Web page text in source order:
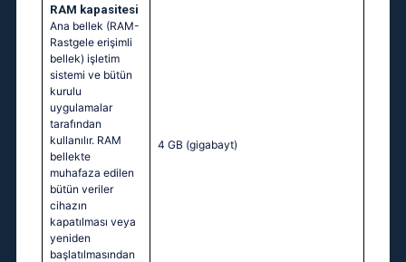
RAM kapasitesi
Ana bellek (RAM-
Rastgele erişimli
bellek) işletim
sistemi ve bütün
kurulu
uygulamalar
tarafından
kullanılır. RAM
bellekte
muhafaza edilen
bütün veriler
cihazın
kapatılması veya
yeniden
başlatılmasından
4 GB (gigabayt)